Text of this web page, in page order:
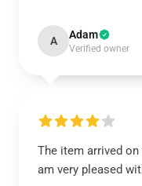
A Adam
Verified owner
The item arrived
am very pleased